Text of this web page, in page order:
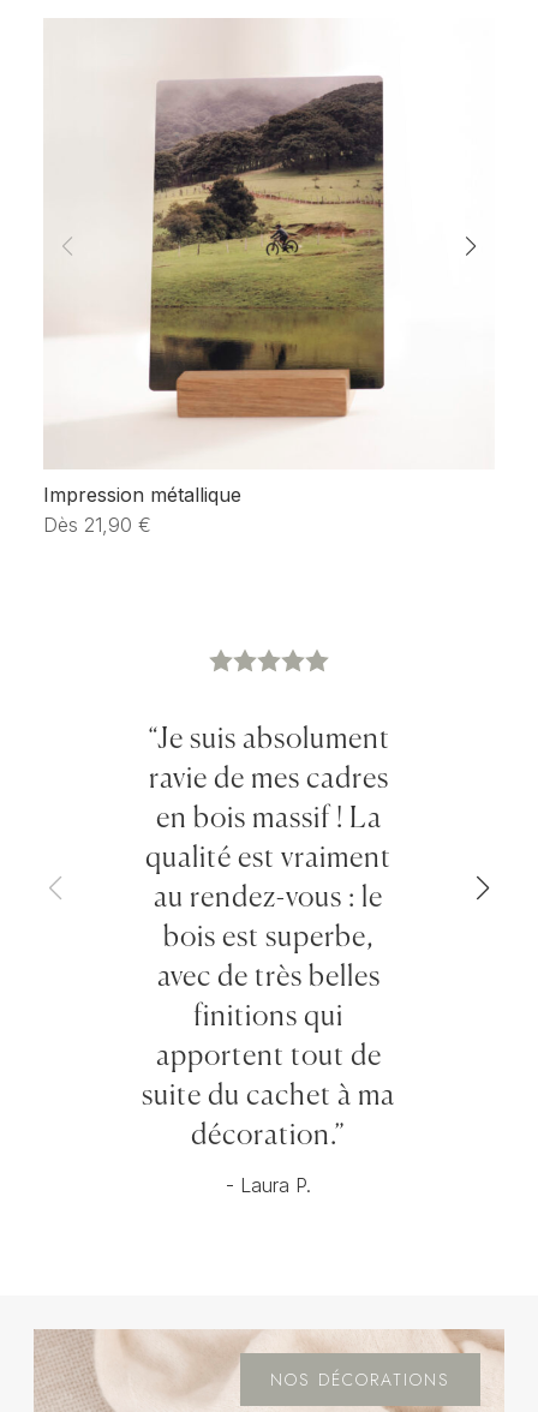
Impression métallique
Dès 21,90 €
“Je suis absolument
ravie de mes cadres
en bois massif ! La
qualité est vraiment
au rendez-vous : le
bois est superbe,
avec de très belles
finitions qui
apportent tout de
suite du cachet à ma
décoration.”
- Laura P.
NOS DÉCORATIONS